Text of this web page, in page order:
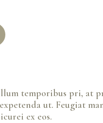
temporibus pri, at
ut. Feugiat
ex eos.